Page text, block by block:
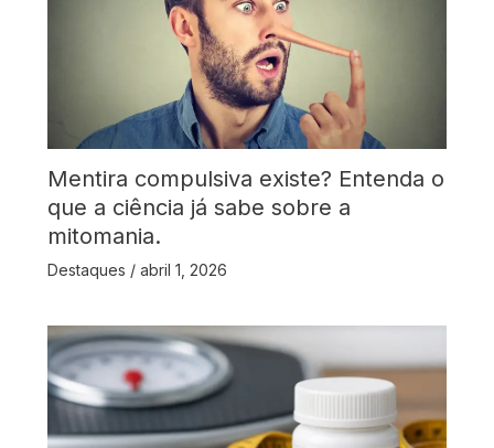
Mentira compulsiva existe? Entenda o
que a ciência já sabe sobre a
mitomania.
Destaques / abril 1, 2026